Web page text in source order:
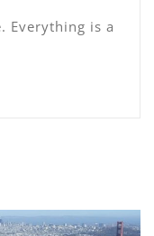
Everything is a